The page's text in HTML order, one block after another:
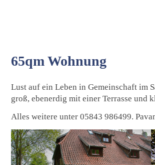
65qm Wohnung
Lust auf ein Leben in Gemeinschaft im
groß, ebenerdig mit einer Terrasse und
Alles weitere unter 05843 986499.